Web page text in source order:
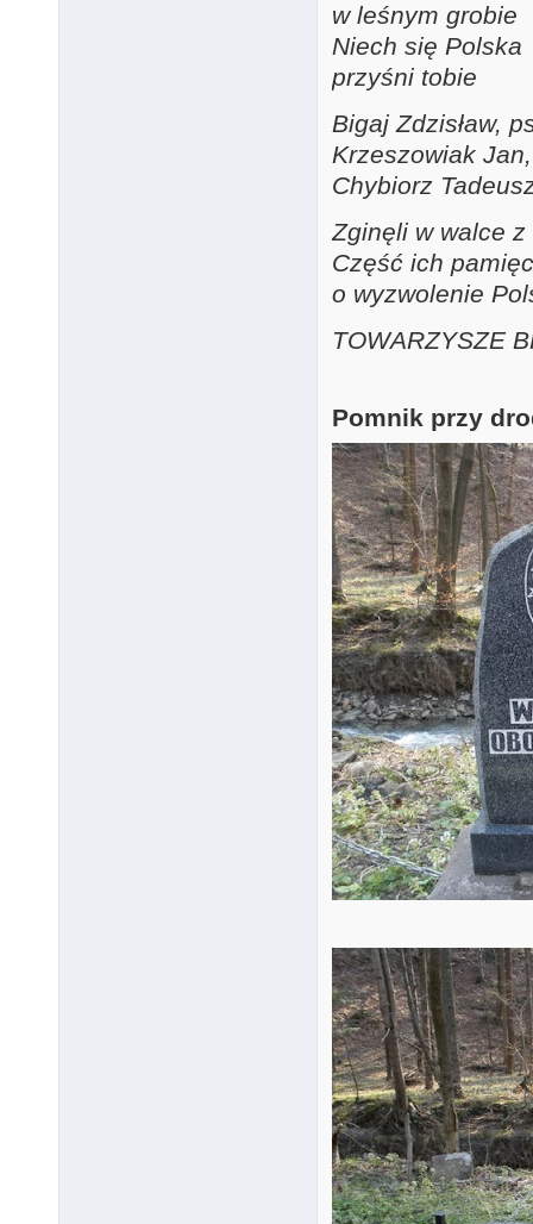
w leśnym grobie
Niech się Polska
przyśni tobie
Bigaj Zdzisław,
Krzeszowiak
Chybiorz
Zginęli w walce
Część ich
o wyzwolenie
TOWARZYSZE
Pomnik przy